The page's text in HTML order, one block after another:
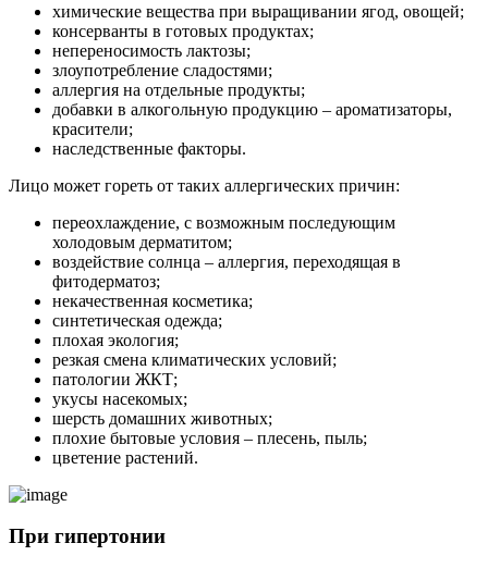
химические вещества при выращивании ягод, овощей;
консерванты в готовых продуктах;
непереносимость лактозы;
злоупотребление сладостями;
аллергия на отдельные продукты;
добавки в алкогольную продукцию – ароматизаторы,
красители;
наследственные факторы.
Лицо может гореть от таких аллергических причин:
переохлаждение, с возможным последующим
холодовым дерматитом;
воздействие солнца – аллергия, переходящая в
фитодерматоз;
некачественная косметика;
синтетическая одежда;
плохая экология;
резкая смена климатических условий;
патологии ЖКТ;
укусы насекомых;
шерсть домашних животных;
плохие бытовые условия – плесень, пыль;
цветение растений.
При гипертонии